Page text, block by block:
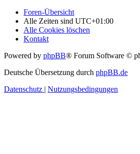
Foren-Übersicht
Alle Zeiten sind UTC+01:00
Alle Cookies löschen
Kontakt
Powered by phpBB® Forum Software ©
Deutsche Übersetzung durch phpBB.de
Datenschutz | Nutzungsbedingungen